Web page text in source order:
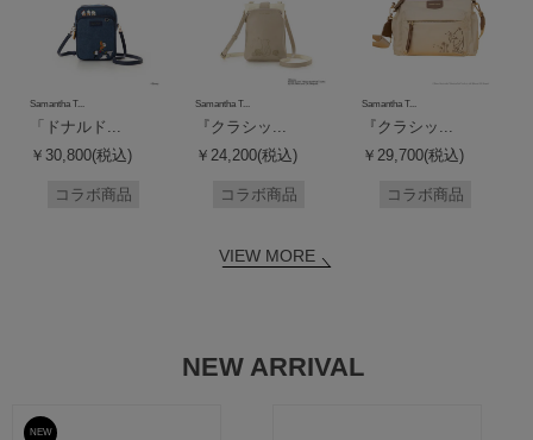
Samantha T...
「ドナルド...
￥30,800(税込)
コラボ商品
Samantha T...
『クラシッ...
￥24,200(税込)
コラボ商品
Samantha T...
『クラシッ...
￥29,700(税込)
コラボ商品
VIEW MORE
NEW ARRIVAL
予約
NEW